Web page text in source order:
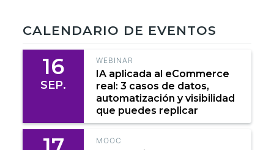
CALENDARIO DE EVENTOS
16
SEP.
WEBINAR
IA aplicada al eCommerce
real: 3 casos de datos,
automatización y visibilidad
que puedes replicar
MOOC